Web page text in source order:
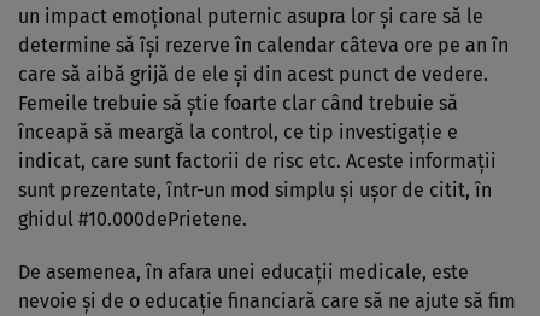
un impact emoțional puternic asupra lor și care să le
determine să își rezerve în calendar câteva ore pe an în
care să aibă grijă de ele și din acest punct de vedere.
Femeile trebuie să știe foarte clar când trebuie să
înceapă să meargă la control, ce tip investigație e
indicat, care sunt factorii de risc etc. Aceste informații
sunt prezentate, într-un mod simplu și ușor de citit, în
ghidul #10.000dePrietene.
De asemenea, în afara unei educații medicale, este
nevoie și de o educație financiară care să ne ajute să fim